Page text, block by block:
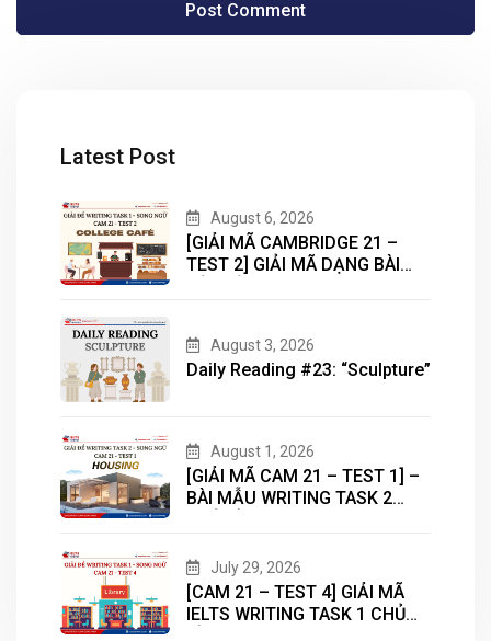
Latest Post
August 6, 2026
[GIẢI MÃ CAMBRIDGE 21 –
TEST 2] GIẢI MÃ DẠNG BÀI
August 3, 2026
Daily Reading #23: “Sculpture”
August 1, 2026
[GIẢI MÃ CAM 21 – TEST 1] –
BÀI MẪU WRITING TASK 2
July 29, 2026
[CAM 21 – TEST 4] GIẢI MÃ
IELTS WRITING TASK 1 CHỦ